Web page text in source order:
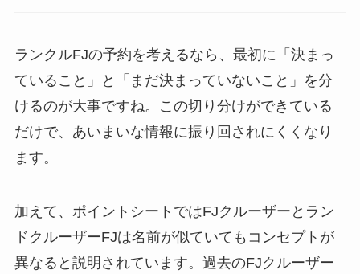
ランクルFJの予約を考えるなら、最初に「決まっ
ていること」と「まだ決まっていないこと」を分
けるのが大事ですね。この切り分けができている
だけで、あいまいな情報に振り回されにくくなり
ます。
加えて、ポイントシートではFJクルーザーとラン
ドクルーザーFJは名前が似ていてもコンセプトが
異なると説明されています。過去のFJクルーザー